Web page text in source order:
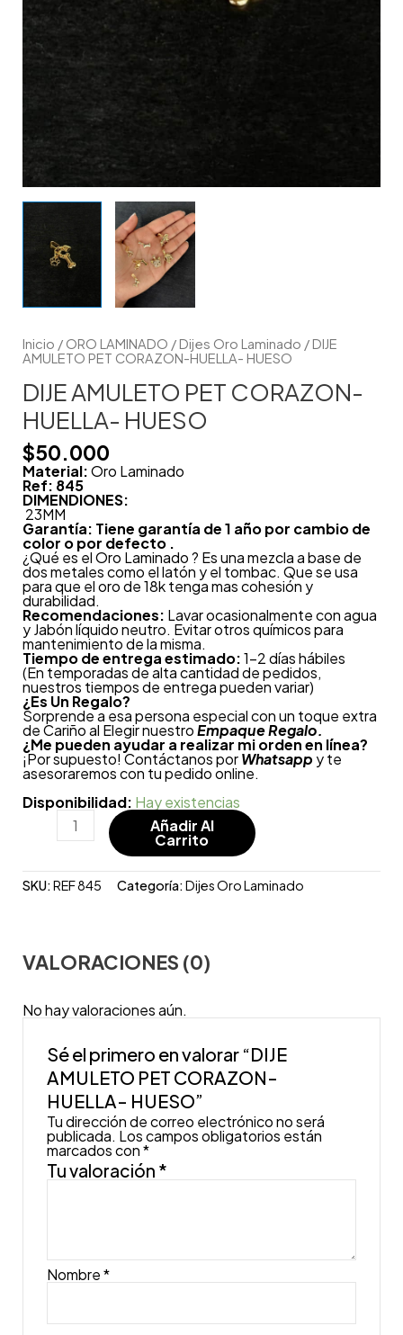
Inicio / ORO LAMINADO /Dijes Oro Laminado / DIJE
AMULETO PET CORAZON-HUELLA- HUESO
DIJE AMULETO PET CORAZON-
HUELLA- HUESO
$50.000
Material:Oro Laminado
Ref: 845
DIMENDIONES:
23MM
Garantía: Tiene garantía de 1 año por cambio de
color o por defecto .
¿Qué es el Oro Laminado ? Es una mezcla a base de
dos metales como el latón y el tombac. Que se usa
para que el oro de 18k tenga mas cohesión y
durabilidad.
Recomendaciones: Lavar ocasionalmente con agua
y Jabón líquido neutro. Evitar otros químicos para
mantenimiento de la misma.
Tiempo de entrega estimado:1-2 días hábiles
(En temporadas de alta cantidad de pedidos,
nuestros tiempos de entrega pueden variar)
¿Es Un Regalo?
Sorprende a esa persona especial con un toque extra
de Cariño al Elegir nuestroEmpaque Regalo.
¿Me pueden ayudar a realizar mi orden en línea?
¡Por supuesto! Contáctanos porWhatsapp y te
asesoraremos con tu pedido online.
Disponibilidad: Hay existencias
Añadir Al
Carrito
SKU:REF 845 Categoría:Dijes Oro Laminado
VALORACIONES (0)
No hay valoraciones aún.
Sé el primero en valorar “DIJE
AMULETO PET CORAZON-
HUELLA- HUESO”
Tu dirección de correo electrónico no será
publicada. Los campos obligatorios están
marcados con*
Tu valoración *
Nombre*